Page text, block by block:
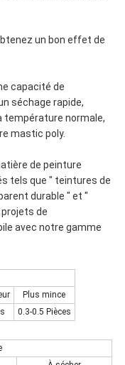
un bon effet de
capacité de
séchage rapide,
normale,
mastic poly.
de peinture
tels que " teintures de
durable " et "
de
avec notre gamme
Plus mince
0.3-0.5 Pièces